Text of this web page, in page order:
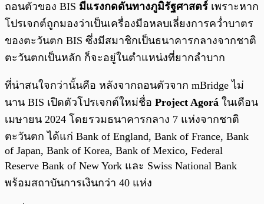
ถอนตัวของ BIS มีแรงกดดันทางภูมิรัฐศาสตร์ เพราะหาก
โปรเจกต์ถูกมองว่าเป็นเครื่องมือหลบเลี่ยงการคว่ำบาตร
ของตะวันตก BIS ซึ่งมีสมาชิกเป็นธนาคารกลางจากชาติ
ตะวันตกเป็นหลัก ก็จะอยู่ในตำแหน่งที่ยากลำบาก
ที่น่าสนใจกว่านั้นคือ หลังจากถอนตัวจาก mBridge ไม่
นาน BIS เปิดตัวโปรเจกต์ใหม่ชื่อ Project Agorá ในเดือน
เมษายน 2024 โดยรวมธนาคารกลาง 7 แห่งจากชาติ
ตะวันตก ได้แก่ Bank of England, Bank of France, Bank
of Japan, Bank of Korea, Bank of Mexico, Federal
Reserve Bank of New York และ Swiss National Bank
พร้อมสถาบันการเงินกว่า 40 แห่ง